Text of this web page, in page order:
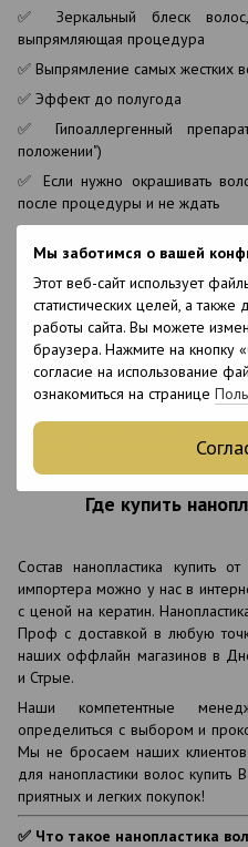
Мы заботимся о вашей
Этот веб-сайт использует
статистических целей, а
работы сайта. Вы можете
браузера. Нажмите на кнопку
согласие на использование
ознакомиться на странице
✅ Зеркальный блеск
выпрямляющая процедура
✅ Выпрямление самых жестких
✅ Эффект до полугода
✅ Гипоаллергенный
положении")
✅ Если нужно окрашивать
после процедуры и не ждать
❌ Сложная техника
будет результата
❌ Нельзя использовать на
❌ Длительность
выпрямляющих техник
Если процедуру
опытный мастер, у вас не
запасом, то для вас эта
лучшим решением.
Где купить
Состав нанопластика купить
импортера можно у нас в
с ценой на кератин.
Проф с доставкой в любую
наших оффлайн магазинов в
и Стрые.
Наши компетентные
определиться с выбором и
Мы не бросаем наших
для нанопластики волос
приятных и легких покупок!
✅ Что такое нанопластика